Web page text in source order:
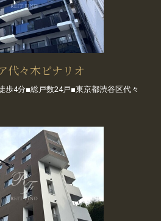
代々木ビナリオ
歩4分■総戸数24戸■東京都渋谷区代々